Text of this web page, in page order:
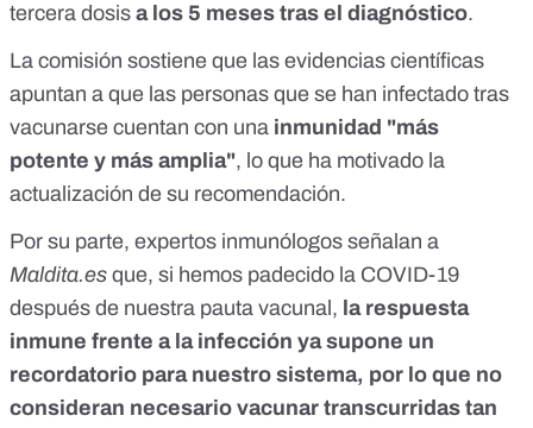
tercera dosis a los 5 meses tras el diagnóstico.
La comisión sostiene que las evidencias científicas
apuntan a que las personas que se han infectado tras
vacunarse cuentan con una inmunidad "más
potente y más amplia", lo que ha motivado la
actualización de su recomendación.
Por su parte, expertos inmunólogos señalan a
Maldita.es que, si hemos padecido la COVID-19
después de nuestra pauta vacunal, la respuesta
inmune frente a la infección ya supone un
recordatorio para nuestro sistema, por lo que no
consideran necesario vacunar transcurridas tan